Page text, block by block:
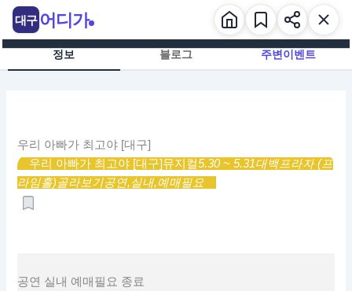
츠
정보 블로그 주변이벤트
우리 아빠가 최고야 [대구]
우리 아빠가 최고야 [대구]뮤지컬5.30 ~ 5.31대백프라자 (프
라임홀)골라보기공연,실내,예매필요
공연 실내 예매필요 종료
대구 어디가